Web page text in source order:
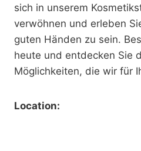
sich in unserem
verwöhnen und erleben
guten Händen zu sein.
heute und entdecken Sie
Möglichkeiten, die wir für
Location: